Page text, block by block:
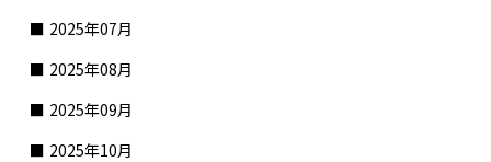
2025年07月
2025年08月
2025年09月
2025年10月